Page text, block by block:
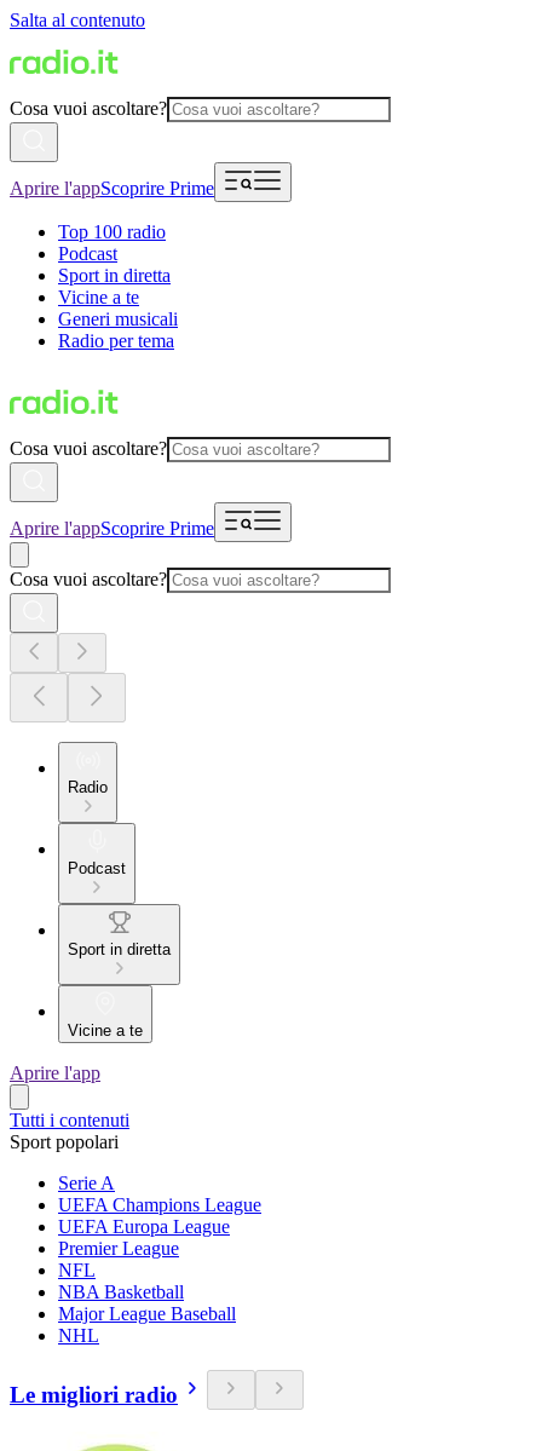
Salta al contenuto
Cosa vuoi ascoltare?
Aprire l'appScoprire Prime
Top 100 radio
Podcast
Sport in diretta
Vicine a te
Generi musicali
Radio per tema
Cosa vuoi ascoltare?
Aprire l'appScoprire Prime
Cosa vuoi ascoltare?
Radio
Podcast
Sport in diretta
Vicine a te
Aprire l'app
Tutti i contenuti
Sport popolari
Serie A
UEFA Champions League
UEFA Europa League
Premier League
NFL
NBA Basketball
Major League Baseball
NHL
Le migliori radio